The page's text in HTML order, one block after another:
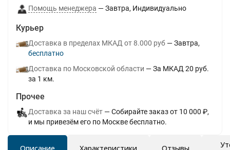
Помощь менеджера Завтра Индивидуально
Курьер
Доставка в пределах МКАД от 8.000 руб
Завтра
Бесплатно
Доставка по Московской области
За МКАД 20 руб.
за 1 км.
Прочее
Доставка за наш счёт
Собирайте заказ от 10 000 ₽,
и мы привезём его по Москве бесплатно.